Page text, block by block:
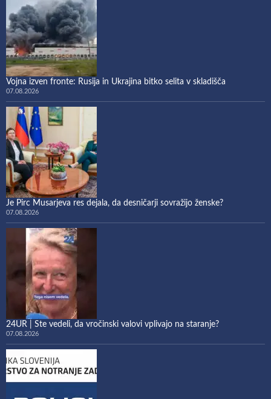
Vojna izven fronte: Rusija in Ukrajina bitko selita v skladišča
07.08.2026
Je Pirc Musarjeva res dejala, da desničarji sovražijo ženske?
07.08.2026
24UR | Ste vedeli, da vročinski valovi vplivajo na staranje?
07.08.2026